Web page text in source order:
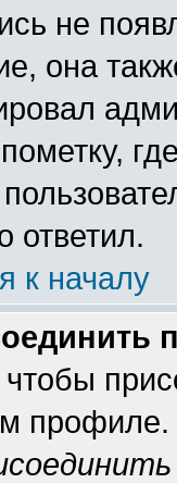
не
она
ответил.
к началу
чтобы
профиле.